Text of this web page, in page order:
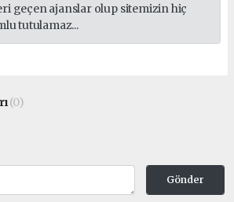
geçen ajanslar olup sitemizin hiç
tutulamaz...
(0)
Gönder